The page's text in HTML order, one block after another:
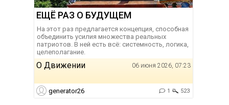
ЕЩЁ РАЗ О БУДУЩЕМ
На этот раз предлагается концепция, способная
объединить усилия множества реальных
патриотов. В ней есть всё: системность, логика,
целеполагание.
О Движении 06 июня 2026, 07:23
generator26 1 523